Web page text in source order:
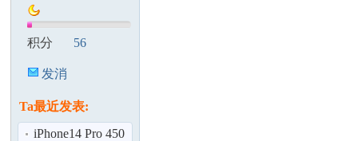
积分 56
发消
Ta最近发表:
iPhone14 Pro 450